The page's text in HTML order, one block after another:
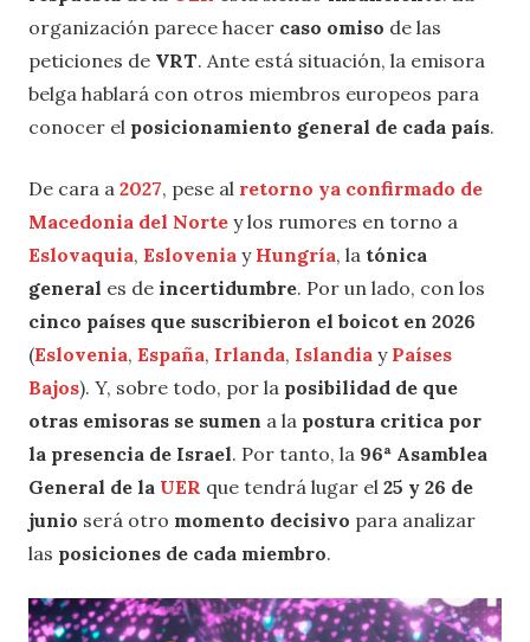
organización parece hacer caso omiso de las
peticiones de VRT. Ante está situación, la emisora
belga hablará con otros miembros europeos para
conocer el posicionamiento general de cada país.
De cara a 2027, pese al retorno ya confirmado de
Macedonia del Norte y los rumores en torno a
Eslovaquia, Eslovenia y Hungría, la tónica
general es de incertidumbre. Por un lado, con los
cinco países que suscribieron el boicot en 2026
(Eslovenia, España, Irlanda, Islandia y Países
Bajos). Y, sobre todo, por la posibilidad de que
otras emisoras se sumen a la postura critica por
la presencia de Israel. Por tanto, la 96ª Asamblea
General de la UER que tendrá lugar el 25 y 26 de
junio será otro momento decisivo para analizar
las posiciones de cada miembro.